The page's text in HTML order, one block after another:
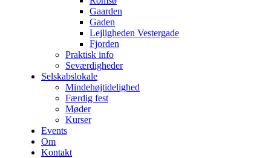
Gaarden
Gaden
Lejligheden Vestergade
Fjorden
Praktisk info
Seværdigheder
Selskabslokale
Mindehøjtidelighed
Færdig fest
Møder
Kurser
Events
Om
Kontakt